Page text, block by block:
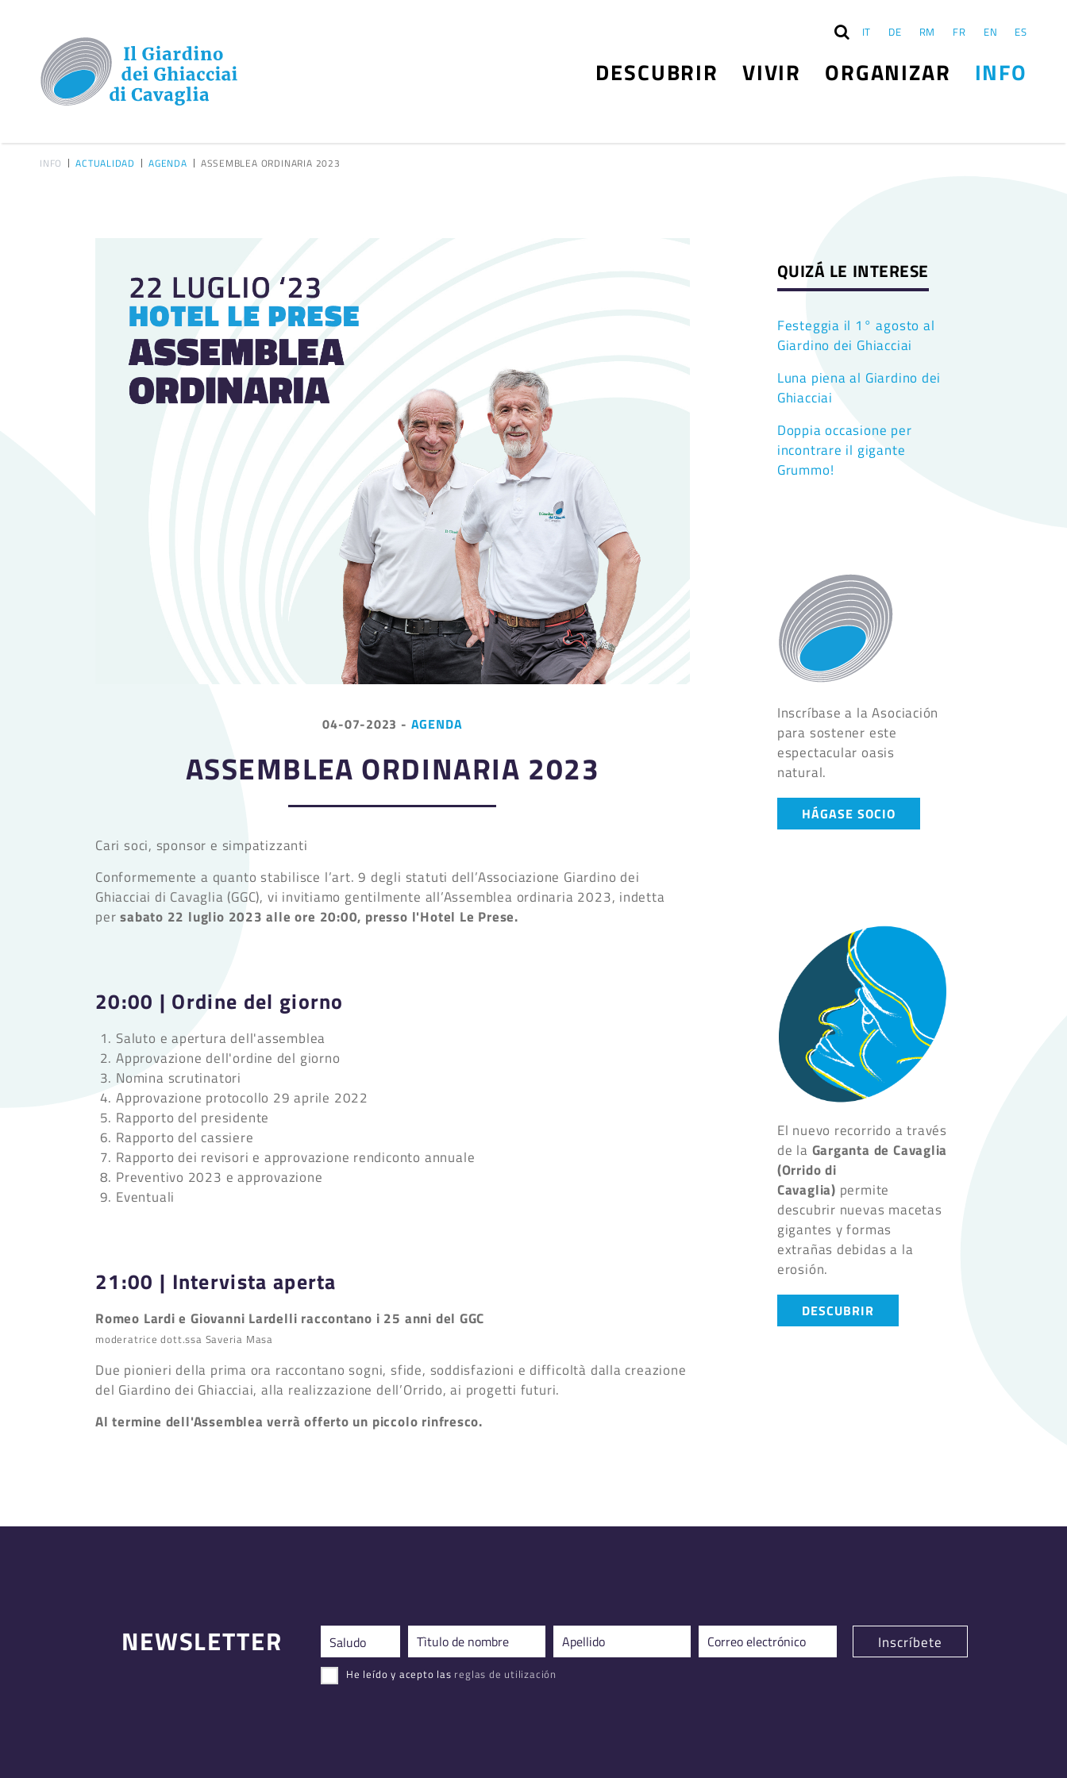
IT DE RM FR EN ES
DESCUBRIR VIVIR ORGANIZAR INFO
INFO ACTUALIDAD AGENDA ASSEMBLEA ORDINARIA 2023
04-07-2023 - AGENDA
ASSEMBLEA ORDINARIA 2023
Cari soci, sponsor e simpatizzanti
Conformemente a quanto stabilisce l’art. 9 degli statuti dell’Associazione Giardino dei
Ghiacciai di Cavaglia (GGC), vi invitiamo gentilmente all’Assemblea ordinaria 2023, indetta
persabato 22 luglio 2023 alle ore 20:00, presso l'Hotel Le Prese.
20:00 | Ordine del giorno
Saluto e apertura dell'assemblea
Approvazione dell'ordine del giorno
Nomina scrutinatori
Approvazione protocollo 29 aprile 2022
Rapporto del presidente
Rapporto del cassiere
Rapporto dei revisori e approvazione rendiconto annuale
Preventivo 2023 e approvazione
Eventuali
21:00 | Intervista aperta
Romeo Lardi e Giovanni Lardelli raccontano i 25 anni del GGC
moderatrice dott.ssa Saveria Masa
Due pionieri della prima ora raccontano sogni, sfide, soddisfazioni e difficoltà dalla creazione
del Giardino dei Ghiacciai, alla realizzazione dell’Orrido, ai progetti futuri.
Al termine dell'Assembleaverrà offerto un piccolo rinfresco.
QUIZÁ LE INTERESE
Festeggia il 1° agosto al
Giardino dei Ghiacciai
Luna piena al Giardino dei
Ghiacciai
Doppia occasione per
incontrare il gigante
Grummo!
Inscríbase a la Asociación
para sostener este
espectacular oasis
natural.
HÁGASE SOCIO
El nuevo recorrido a través
de la Garganta de Cavaglia
(Orrido di
Cavaglia) permite
descubrir nuevas macetas
gigantes y formas
extrañas debidas a la
erosión.
DESCUBRIR
NEWSLETTER
He leído y acepto las reglas de utilización